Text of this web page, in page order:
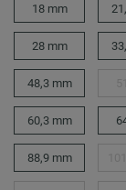
18 mm
28 mm
48,3 mm
60,3 mm
88,9 mm